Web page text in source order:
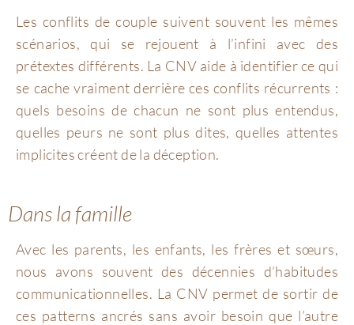
Les conflits de couple suivent souvent les mêmes
scénarios, qui se rejouent à l’infini avec des
prétextes différents. La CNV aide à identifier ce qui
se cache vraiment derrière ces conflits récurrents :
quels besoins de chacun ne sont plus entendus,
quelles peurs ne sont plus dites, quelles attentes
implicites créent de la déception.
Dans la famille
Avec les parents, les enfants, les frères et sœurs,
nous avons souvent des décennies d’habitudes
communicationnelles. La CNV permet de sortir de
ces patterns ancrés sans avoir besoin que l’autre